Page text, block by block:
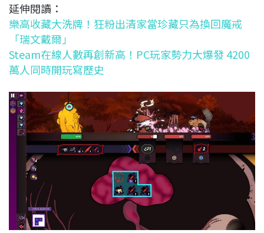
延伸閱讀：
樂高收藏大洗牌！狂粉出清家當珍藏只為換回魔戒
「瑞文戴爾」
Steam在線人數再創新高！PC玩家勢力大爆發 4200
萬人同時開玩寫歷史